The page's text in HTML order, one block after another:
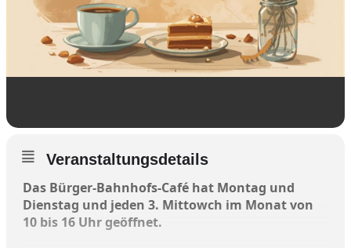
Veranstaltungsdetails
Das Bürger-Bahnhofs-Café hat Montag und
Dienstag und jeden 3. Mittowch im Monat von
10 bis 16 Uhr geöffnet.